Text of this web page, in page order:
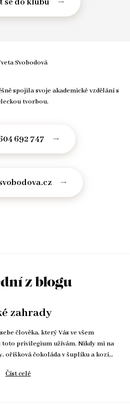
spojila svoje akademické vzdělání s
tvorbou.
692 747
z blogu
zahrady
člověka, který Vás ve všem
toto privilegium užívám. Nikdy mi na
oříšková čokoláda v šuplíku a kozí…
Číst celé